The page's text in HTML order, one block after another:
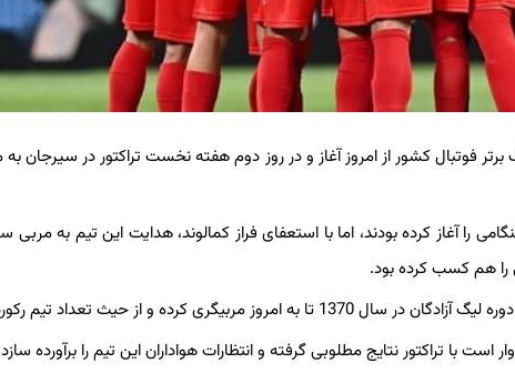
برتر فوتبال کشور از امروز آغاز و در روز دوم هفته نخست تراکتور در سیرجان
را آغاز کرده بودند، اما با استعفای فراز کمالوند، هدایت این تیم به
به امروز مربیگری کرده و از حیث تعداد تیم
با تراکتور نتایج مطلوبی گرفته و انتظارات هواداران این تیم را برآورده